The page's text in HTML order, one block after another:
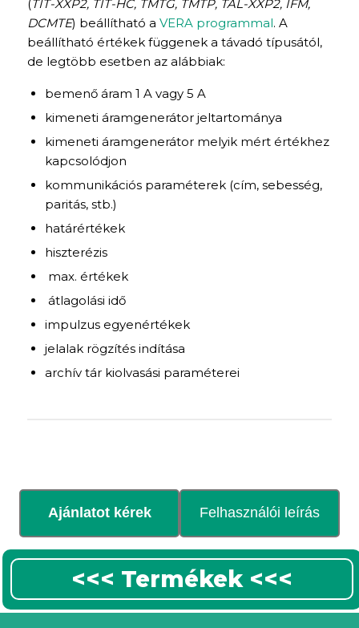
(TIT-XXP2, TIT-HC, TMTG, TMTP, TAL-XXP2, IFM,
DCMTE) beállítható a VERA programmal. A
beállítható értékek függenek a távadó típusától,
de legtöbb esetben az alábbiak:
bemenő áram 1 A vagy 5 A
kimeneti áramgenerátor jeltartománya
kimeneti áramgenerátor melyik mért értékhez
kapcsolódjon
kommunikációs paraméterek (cím, sebesség,
paritás, stb.)
határértékek
hiszterézis
max. értékek
átlagolási idő
impulzus egyenértékek
jelalak rögzítés indítása
archív tár kiolvasási paraméterei
Ajánlatot kérek Felhasználói leírás
<<< Termékek <<<